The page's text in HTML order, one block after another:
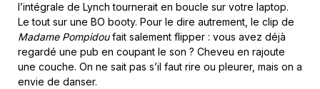
l’intégrale de Lynch tournerait en boucle sur votre laptop.
Le tout sur une BO booty. Pour le dire autrement, le clip de
Madame Pompidoufait salement flipper : vous avez déjà
regardé une pub en coupant le son ? Cheveu en rajoute
une couche. On ne sait pas s’il faut rire ou pleurer, mais on a
envie de danser.